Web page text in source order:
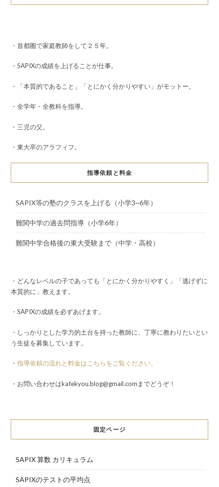
・首都圏で家庭教師をして２５年。
・SAPIXの成績を上げることが仕事。
・「本質的であること」「とにかく分かりやすい」がモットー。
・全学年・全教科を指導。
・三児の父。
・東大卒のアラフィフ。
指導依頼と料金
SAPIX等の塾のクラスを上げる（小学3~6年）
難関中学の過去問指導（小学6年）
難関中学合格後の東大受験まで（中学・高校）
・どんなレベルの子であっても「とにかく分かりやすく」「逃げずに
本質的に」教えます。
・SAPIXの成績を必ずあげます。
・しっかりとした学力的土台を持った教師に、丁寧に教わりたいとい
う生徒を募集しています。
・ 指導依頼の流れと料金はこちらをご覧ください。
・お問い合わせはkatekyou.blog@gmail.comまでどうぞ！
固定ページ
SAPIX 算数 カリキュラム
SAPIXのテストの平均点